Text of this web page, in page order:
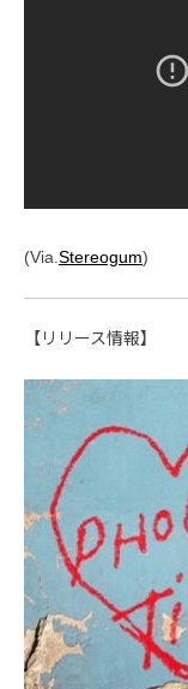
(Via. Stereogum)
【リリース情報】